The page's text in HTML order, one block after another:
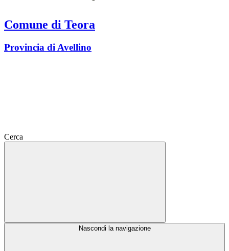
Comune di Teora
Provincia di Avellino
Cerca
Nascondi la navigazione